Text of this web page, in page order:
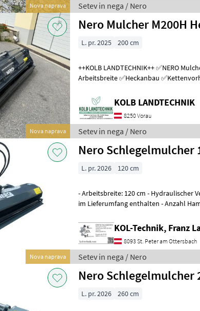
Nova naprava Setev in nega / Nero
Nova naprava
Nero Mulcher M200H
L. pr. 2025 200 cm
++KOLB LANDTECHNIK++ ✅NERO Mulcher M200H ✅200cm
Arbeitsbreite ✅Heckanbau
KOLB LANDTECHNIK
8250 Vorau
Setev in nega / Nero
Nova naprava
Nero Schlegelmulcher
L. pr. 2026 120 cm
- Arbeitsbreite: 120 cm - Hydraulischer
im Lieferumfang enthalten - Anzahl
KOL-Technik, Franz
8093 St. Peter am Ottersbach
Setev in nega / Nero
Nero Schlegelmulcher
L. pr. 2026 260 cm